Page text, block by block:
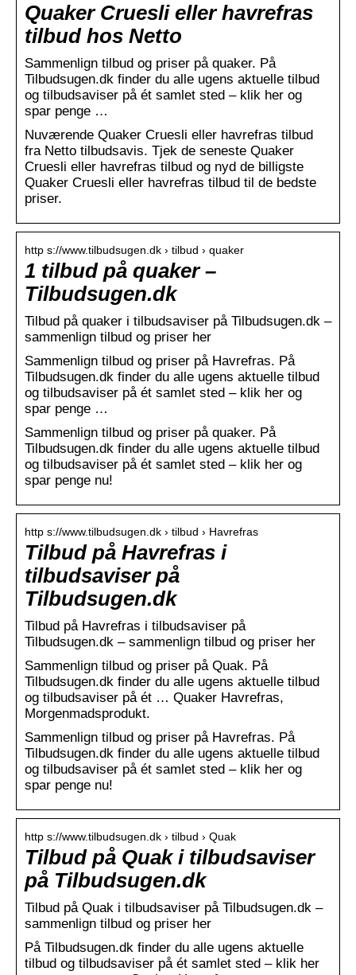
Quaker Cruesli eller havrefras
tilbud hos Netto
Sammenlign tilbud og priser på quaker. På
Tilbudsugen.dk finder du alle ugens aktuelle tilbud
og tilbudsaviser på ét samlet sted – klik her og
spar penge …
Nuværende Quaker Cruesli eller havrefras tilbud
fra Netto tilbudsavis. Tjek de seneste Quaker
Cruesli eller havrefras tilbud og nyd de billigste
Quaker Cruesli eller havrefras tilbud til de bedste
priser.
http s://www.tilbudsugen.dk › tilbud › quaker
1 tilbud på quaker –
Tilbudsugen.dk
Tilbud på quaker i tilbudsaviser på Tilbudsugen.dk –
sammenlign tilbud og priser her
Sammenlign tilbud og priser på Havrefras. På
Tilbudsugen.dk finder du alle ugens aktuelle tilbud
og tilbudsaviser på ét samlet sted – klik her og
spar penge …
Sammenlign tilbud og priser på quaker. På
Tilbudsugen.dk finder du alle ugens aktuelle tilbud
og tilbudsaviser på ét samlet sted – klik her og
spar penge nu!
http s://www.tilbudsugen.dk › tilbud › Havrefras
Tilbud på Havrefras i
tilbudsaviser på
Tilbudsugen.dk
Tilbud på Havrefras i tilbudsaviser på
Tilbudsugen.dk – sammenlign tilbud og priser her
Sammenlign tilbud og priser på Quak. På
Tilbudsugen.dk finder du alle ugens aktuelle tilbud
og tilbudsaviser på ét … Quaker Havrefras,
Morgenmadsprodukt.
Sammenlign tilbud og priser på Havrefras. På
Tilbudsugen.dk finder du alle ugens aktuelle tilbud
og tilbudsaviser på ét samlet sted – klik her og
spar penge nu!
http s://www.tilbudsugen.dk › tilbud › Quak
Tilbud på Quak i tilbudsaviser
på Tilbudsugen.dk
Tilbud på Quak i tilbudsaviser på Tilbudsugen.dk –
sammenlign tilbud og priser her
På Tilbudsugen.dk finder du alle ugens aktuelle
tilbud og tilbudsaviser på ét samlet sted – klik her